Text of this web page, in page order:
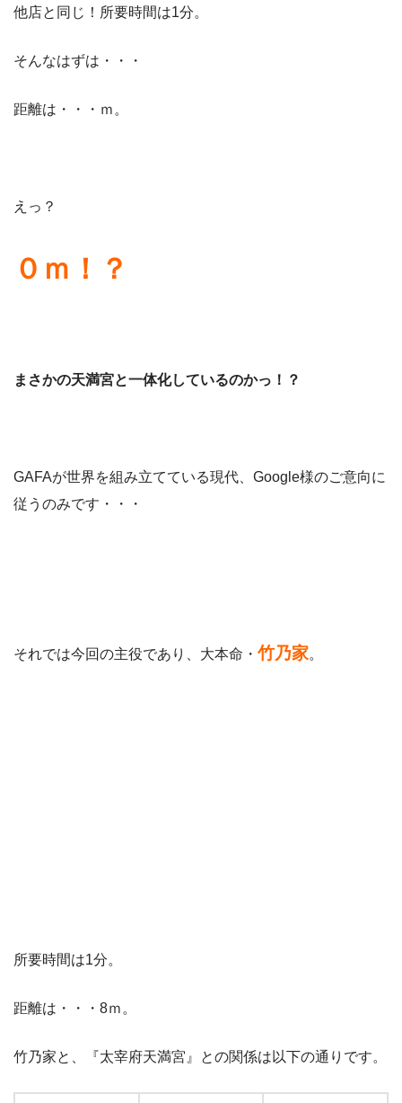
他店と同じ！所要時間は1分。
そんなはずは・・・
距離は・・・ｍ。
えっ？
０ｍ！？
まさかの天満宮と一体化しているのかっ！？
GAFAが世界を組み立てている現代、Google様のご意向に
従うのみです・・・
それでは今回の主役であり、大本命・ 竹乃家。
所要時間は1分。
距離は・・・8ｍ。
竹乃家と、『太宰府天満宮』との関係は以下の通りです。